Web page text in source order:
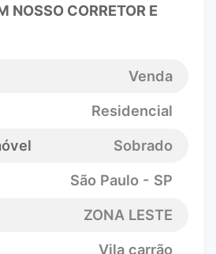
NOSSO CORRETOR E
Venda
Residencial
Sobrado
São Paulo - SP
ZONA LESTE
Vila carrão